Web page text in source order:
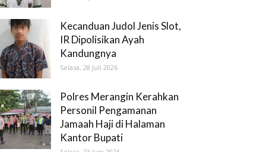
Kecanduan Judol Jenis Slot,
IR Dipolisikan Ayah
Kandungnya
Selasa, 28 Juli 2026
Polres Merangin Kerahkan
Personil Pengamanan
Jamaah Haji di Halaman
Kantor Bupati